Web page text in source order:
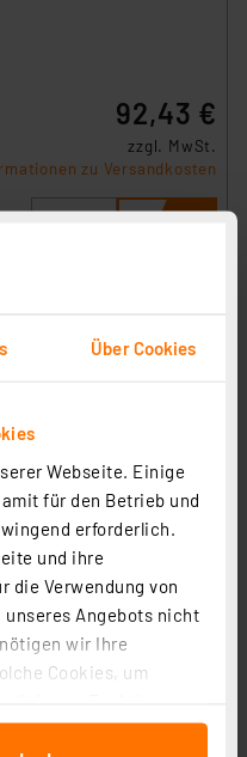
Über Cookies
Webseite. Einige
für den Betrieb und
erforderlich.
und ihre
die Verwendung von
Angebots nicht
wir Ihre
Cookies, um
und die Zugriffe
92,43 €
zzgl. MwSt.
zu Versandkosten
H8C, POE,
49,54 €
zu Versandkosten